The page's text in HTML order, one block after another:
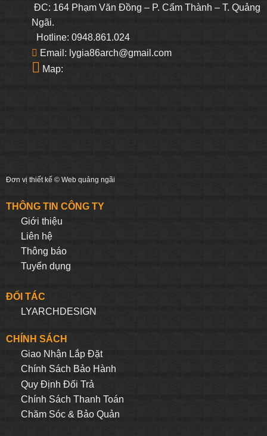
ĐC: 164 Phạm Văn Đồng – P. Cẩm Thành – T. Quảng
Ngãi.
Hotline: 0948.861.024
Email: lygia86arch@gmail.com
Map:
Đơn vị thiết kế © Web quảng ngãi
THÔNG TIN CÔNG TY
Giới thiệu
Liên hệ
Thông báo
Tuyển dụng
ĐỐI TÁC
LYARCHDESIGN
CHÍNH SÁCH
Giao Nhận Lắp Đặt
Chính Sách Bảo Hành
Quy Định Đối Trả
Chính Sách Thanh Toán
Chăm Sóc & Bảo Quản